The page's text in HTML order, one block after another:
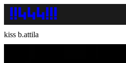
kiss b.attila